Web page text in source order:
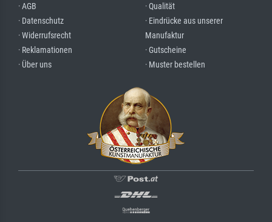
· AGB
· Datenschutz
· Widerrufsrecht
· Reklamationen
· Über uns
· Qualität
· Eindrücke aus unserer
Manufaktur
· Gutscheine
· Muster bestellen